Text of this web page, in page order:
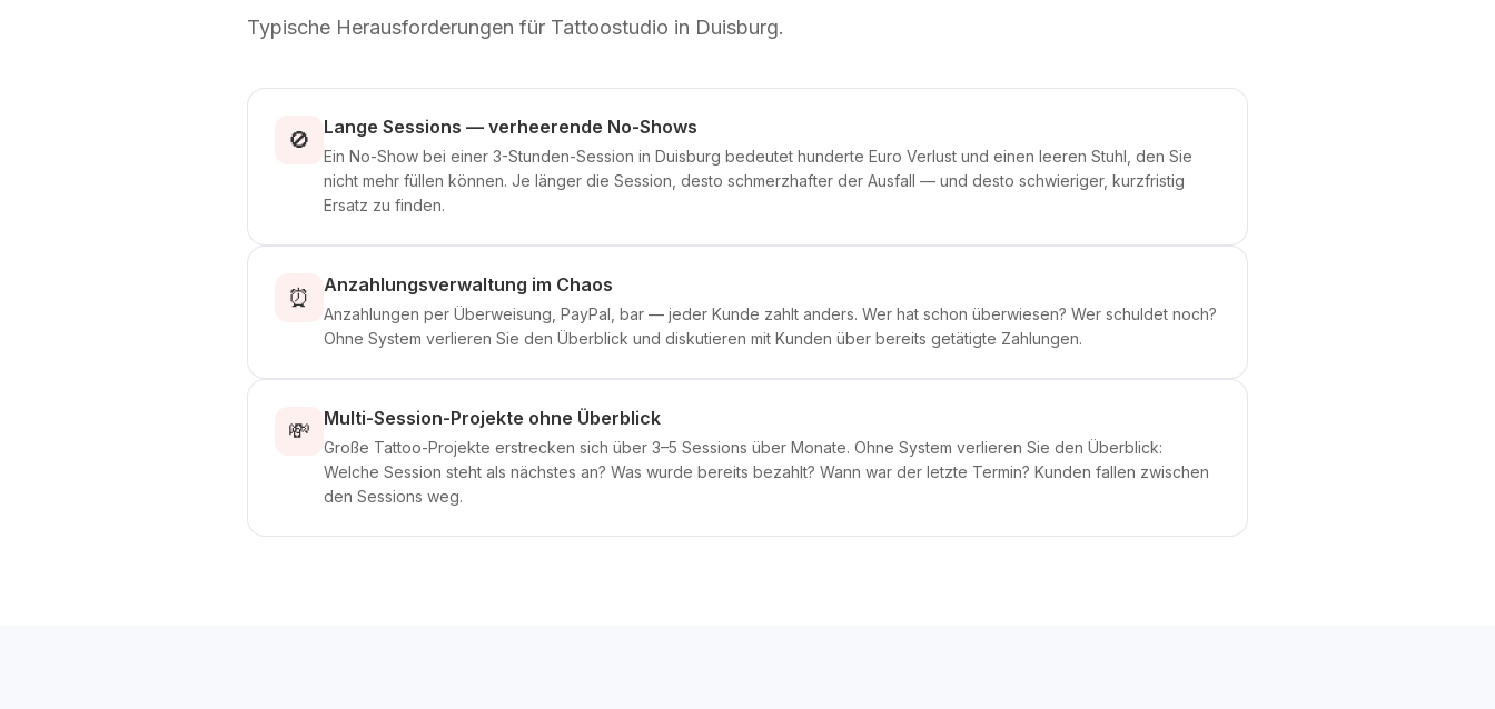
Typische Herausforderungen für Tattoostudio in Duisburg.
🚫 Lange Sessions — verheerende No-Shows
Ein No-Show bei einer 3-Stunden-Session in Duisburg bedeutet hunderte Euro Verlust und einen leeren Stuhl, den Sie
nicht mehr füllen können. Je länger die Session, desto schmerzhafter der Ausfall — und desto schwieriger, kurzfristig
Ersatz zu finden.
⏰ Anzahlungsverwaltung im Chaos
Anzahlungen per Überweisung, PayPal, bar — jeder Kunde zahlt anders. Wer hat schon überwiesen? Wer schuldet noch?
Ohne System verlieren Sie den Überblick und diskutieren mit Kunden über bereits getätigte Zahlungen.
💸 Multi-Session-Projekte ohne Überblick
Große Tattoo-Projekte erstrecken sich über 3–5 Sessions über Monate. Ohne System verlieren Sie den Überblick:
Welche Session steht als nächstes an? Was wurde bereits bezahlt? Wann war der letzte Termin? Kunden fallen zwischen
den Sessions weg.